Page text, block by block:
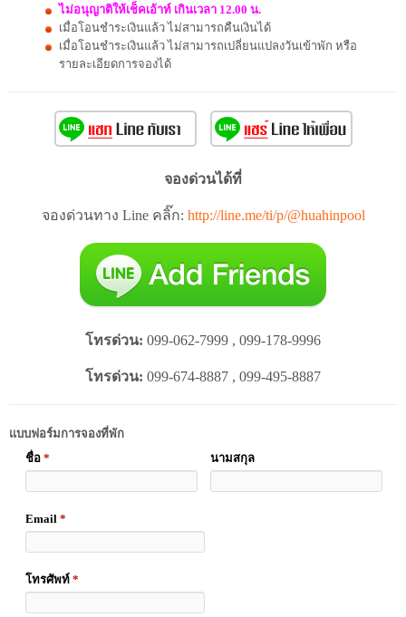
ไม่อนุญาติให้เช็คเอ้าท์ เกินเวลา 12.00 น.
เมื่อโอนชำระเงินแล้ว ไม่สามารถคืนเงินได้
เมื่อโอนชำระเงินแล้ว ไม่สามารถเปลี่ยนแปลงวันเข้าพัก หรือ
รายละเอียดการจองได้
จองด่วนได้ที่
จองด่วนทาง Line คลิ๊ก: http://line.me/ti/p/@huahinpool
โทรด่วน: 099-062-7999 , 099-178-9996
โทรด่วน: 099-674-8887 , 099-495-8887
แบบฟอร์มการจองที่พัก
ชื่อ * นามสกุล
Email *
โทรศัพท์ *